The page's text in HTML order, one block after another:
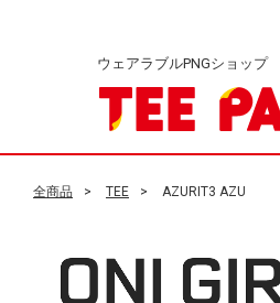
ウェアラブルPNGショッ
全商品 TEE AZURIT3 AZU